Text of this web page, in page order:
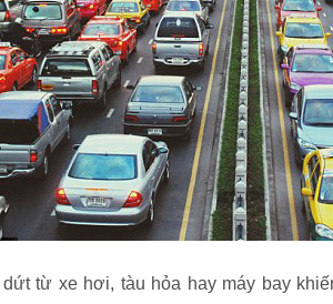
từ xe hơi, tàu hỏa hay máy bay